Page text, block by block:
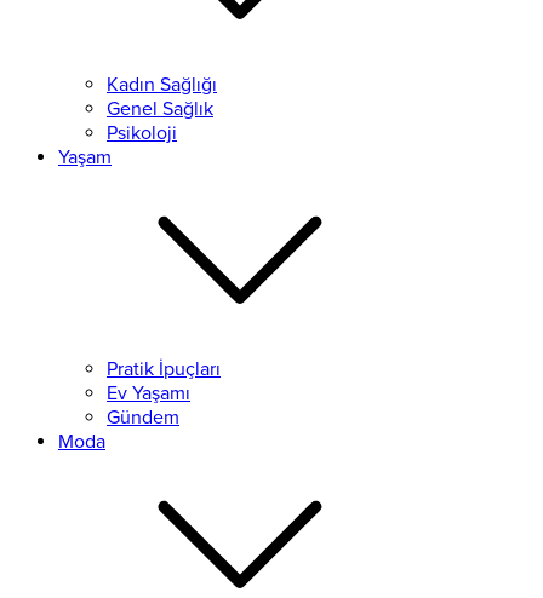
Kadın Sağlığı
Genel Sağlık
Psikoloji
Yaşam
Pratik İpuçları
Ev Yaşamı
Gündem
Moda